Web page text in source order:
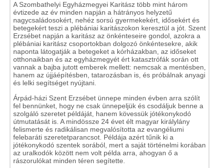
A Szombathelyi Egyházmegyei Karitász több mint három
évtizede az év minden napján a hátrányos helyzetű
nagycsaládosokért, nehéz sorsú gyermekekért, idősekért és
betegekért teszi a plébániai karitászokon keresztül a jót. Szent
Erzsébet napján a karitász az önkénteseire gondol, azokra a
plébániai karitász csoportokban dolgozó önkéntesekre, akik
naponta látogatják a betegeket a kórházakban, az időseket
otthonaikban és az egyházmegyét ért katasztrófák során ott
vannak a bajba jutott emberek mellett: nemcsak a mentésben,
hanem az újjáépítésben, tatarozásban is, és próbálnak anyagi
és lelki segítséget nyújtani.
Árpád-házi Szent Erzsébet ünnepe minden évben arra szólít
fel bennünket, hogy ne csak ünnepeljük és csodáljuk benne a
szolgáló szeretet példáját, hanem kövessük jótékonykodó
útmutatását is. A mindössze 24 évet élt magyar királylány
felismerte és radikálisan megvalósította az evangéliumi
felebaráti szeretetparancsot. Példája azért tűnik ki a
jótékonykodó szentek sorából, mert a saját történelmi korában
az uralkodók között nem volt példa arra, ahogyan ő a
rászorulókat minden téren segítette.